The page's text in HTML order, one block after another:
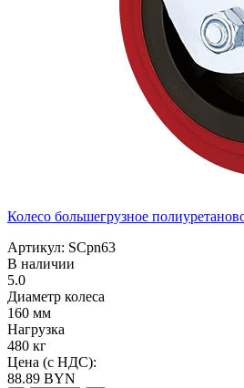
Колесо большегрузное
Артикул: SCpn63
В наличии
5.0
Диаметр колеса
160 мм
Нагрузка
480 кг
Цена (с НДС):
88.89 BYN